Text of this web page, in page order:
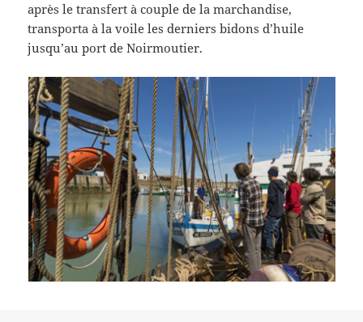
après le transfert à couple de la marchandise,
transporta à la voile les derniers bidons d’huile
jusqu’au port de Noirmoutier.